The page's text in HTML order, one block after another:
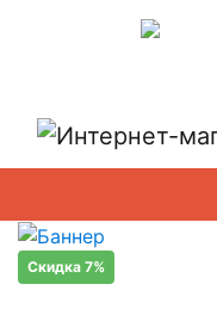
Скидка 7%